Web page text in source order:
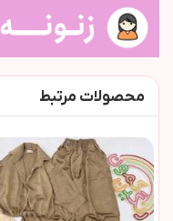
محصولات مرتبط